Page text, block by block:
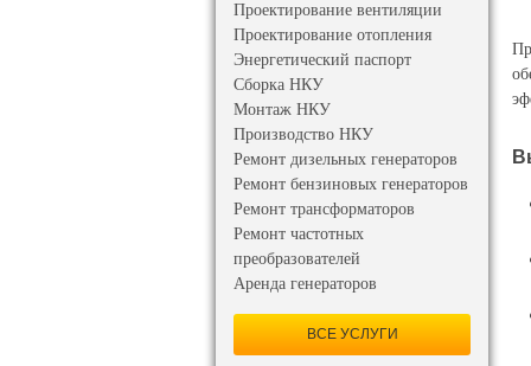
Проектирование вентиляции
Проектирование отопления
Энергетический паспорт
Сборка НКУ
Монтаж НКУ
Производство НКУ
Ремонт дизельных генераторов
Ремонт бензиновых генераторов
Ремонт трансформаторов
Ремонт частотных
преобразователей
Аренда генераторов
ВСЕ УСЛУГИ